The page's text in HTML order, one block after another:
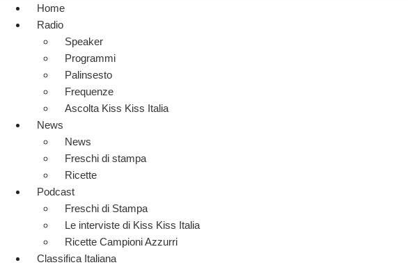
Home
Radio
Speaker
Programmi
Palinsesto
Frequenze
Ascolta Kiss Kiss Italia
News
News
Freschi di stampa
Ricette
Podcast
Freschi di Stampa
Le interviste di Kiss Kiss Italia
Ricette Campioni Azzurri
Classifica Italiana